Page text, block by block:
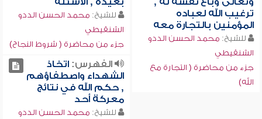
ترغيب الله لعباده
المؤمنين بالتجارة معه
للشيخ: محمد الحسن الددو
الشنقيطي
جزء من محاضرة ( التجارة مع
الله)
للشيخ: محمد الحسن الددو
الشنقيطي
جزء من محاضرة ( شروط النجاح)
الفهرس:اتخاذ
الشهداء واصطفاؤهم
, حكم الله في نتائج
معركة أحد
للشيخ: محمد الحسن الددو